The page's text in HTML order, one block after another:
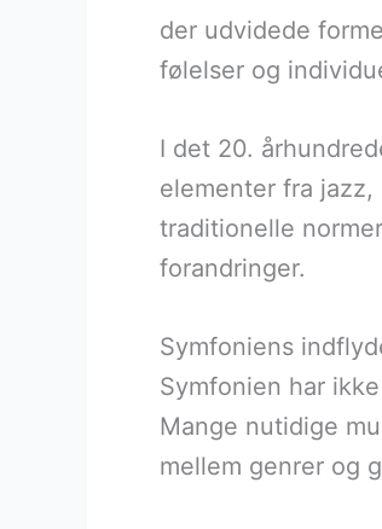
der udvidede
følelser og
I det 20.
elementer fra
traditionelle
forandringer.
Symfoniens
Symfonien har
Mange nutidige
mellem genrer og